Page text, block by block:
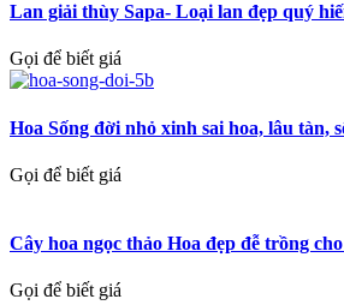
Lan giải thùy Sapa- Loại lan đẹp quý
Gọi để biết giá
Hoa Sống đời nhỏ xinh sai hoa, lâu tàn,
Gọi để biết giá
Cây hoa ngọc thảo Hoa đẹp đễ trồng
Gọi để biết giá